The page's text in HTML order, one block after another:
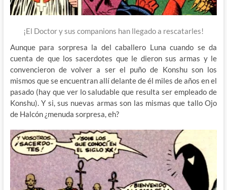
¡El Doctor y sus companions han llegado a rescatarles!
Aunque para sorpresa la del caballero Luna cuando se da
cuenta de que los sacerdotes que le dieron sus armas y le
convencieron de volver a ser el puño de Konshu son los
mismos que se encuentran allí delante de él miles de años en el
pasado (hay que ver lo saludable que resulta ser empleado de
Konshu). Y si, sus nuevas armas son las mismas que tallo Ojo
de Halcón ¿menuda sorpresa, eh?